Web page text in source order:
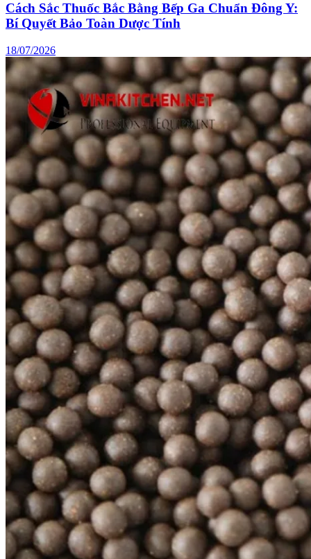
Cách Sắc Thuốc Bắc Bằng Bếp Ga Chuẩn Đông Y:
Bí Quyết Bảo Toàn Dược Tính
18/07/2026